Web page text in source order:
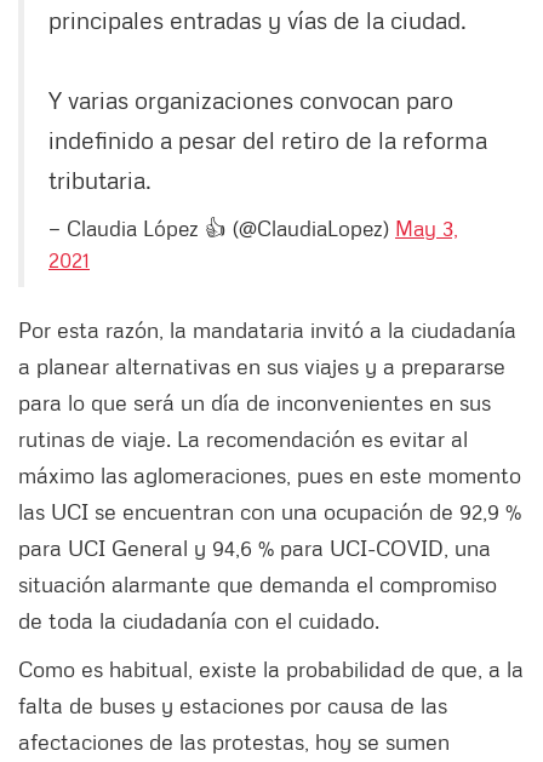
principales entradas y vías de la ciudad.
Y varias organizaciones convocan paro
indefinido a pesar del retiro de la reforma
tributaria.
— Claudia López 👍 (@ClaudiaLopez) May 3,
2021
Por esta razón, la mandataria invitó a la ciudadanía
a planear alternativas en sus viajes y a prepararse
para lo que será un día de inconvenientes en sus
rutinas de viaje. La recomendación es evitar al
máximo las aglomeraciones, pues en este momento
las UCI se encuentran con una ocupación de 92,9 %
para UCI General y 94,6 % para UCI-COVID, una
situación alarmante que demanda el compromiso
de toda la ciudadanía con el cuidado.
Como es habitual, existe la probabilidad de que, a la
falta de buses y estaciones por causa de las
afectaciones de las protestas, hoy se sumen